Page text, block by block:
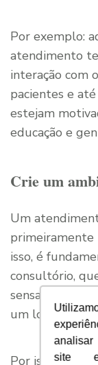
analisar
site e
Por exemplo:
atendimento
interação com
pacientes e
estejam
educação e
Crie um
Um
primeiramente
isso, é
consultório,
sensação de
um local
Por isso, na